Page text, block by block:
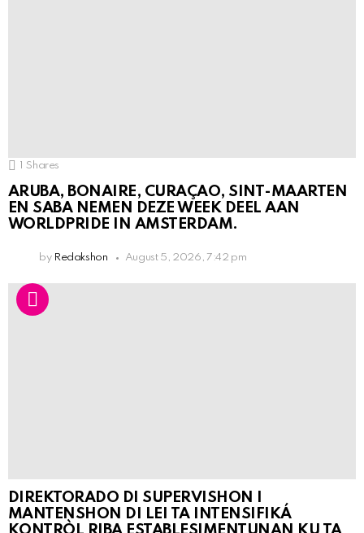
1 Shares
ARUBA, BONAIRE, CURAÇAO, SINT-MAARTEN
EN SABA NEMEN DEZE WEEK DEEL AAN
WORLDPRIDE IN AMSTERDAM.
by Redakshon August 5, 2026, 7:42 pm
DIREKTORADO DI SUPERVISHON I
MANTENSHON DI LEI TA INTENSIFIKÁ